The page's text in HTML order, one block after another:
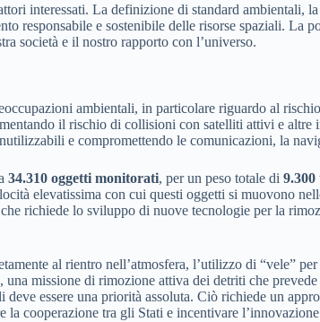
interessati. La definizione di standard ambientali,
responsabile e sostenibile delle risorse spaziali. La
società e il nostro rapporto con l’universo.
ambientali, in particolare riguardo al
il rischio di collisioni con satelliti attivi e altre
e compromettendo le comunicazioni, la
34.310 oggetti monitorati, per un peso totale di 9.300
elevatissima con cui questi oggetti si muovono
richiede lo sviluppo di nuove tecnologie per la
al rientro nell’atmosfera, l’utilizzo di “vele”
, una missione di rimozione attiva dei detriti che
essere una priorità assoluta. Ciò richiede un
cooperazione tra gli Stati e incentivare